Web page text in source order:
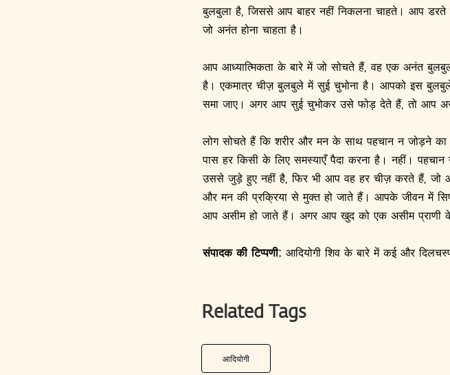
बुलबुला है, जिससे आप बाहर नहीं निकलना चाहते। आप
जो अनंत होना चाहता है।
आप आध्यात्मिकता के बारे में जो सोचते हैं, वह एक अनंत
है। एकमात्र चीज़ बुलबुले में सुई चुभोना है। आपको इस
समा जाए। अगर आप सुई चुभोकर उसे फोड़ देते हैं, तो आप
लोग सोचते हैं कि शरीर और मन के साथ पहचान न जोड़ने
पास हर किसी के लिए समस्याएँ पैदा करना है। नहीं।
उससे जुड़े हुए नहीं है, फिर भी आप वह हर चीज़ करते हैं,
और मन की प्रक्रिया से मु‍क्त हो जाते हैं। आपके जीवन में
आप असीम हो जाते हैं। अगर आप खुद को एक असीम प्राणी
संपादक की टिप्पणी: आदियोगी शिव के बारे में कई और
Related Tags
आदियोगी